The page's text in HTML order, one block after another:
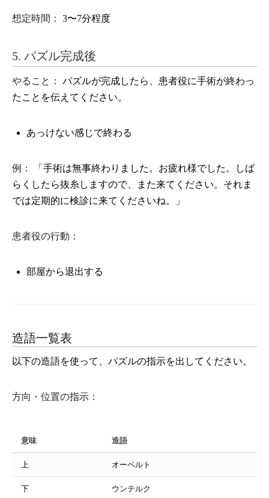
想定時間： 3〜7分程度
5. パズル完成後
やること：
パズルが完成したら、患者役に手術が終わっ
たことを伝えてください。
あっけない感じで終わる
例：
「手術は無事終わりました。お疲れ様でした。しば
らくしたら抜糸しますので、また来てください。それま
では定期的に検診に来てくださいね。」
患者役の行動：
部屋から退出する
造語一覧表
以下の造語を使って、パズルの指示を出してください。
方向・位置の指示：
意味 造語
上 オーベルト
下 ウンテルク